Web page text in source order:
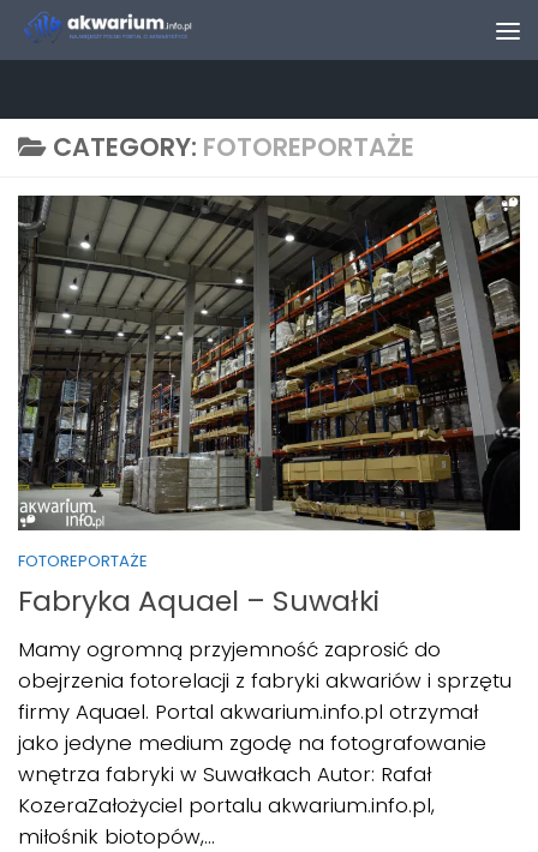
Skip to content
CATEGORY: FOTOREPORTAŻE
FOTOREPORTAŻE
Fabryka Aquael – Suwałki
Mamy ogromną przyjemność zaprosić do
obejrzenia fotorelacji z fabryki akwariów i sprzętu
firmy Aquael. Portal akwarium.info.pl otrzymał
jako jedyne medium zgodę na fotografowanie
wnętrza fabryki w Suwałkach Autor: Rafał
KozeraZałożyciel portalu akwarium.info.pl,
miłośnik biotopów,...